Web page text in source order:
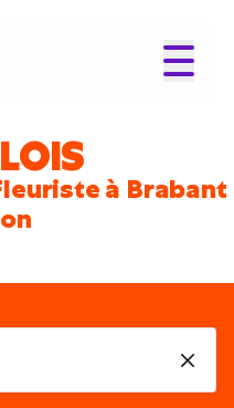
à Brabant